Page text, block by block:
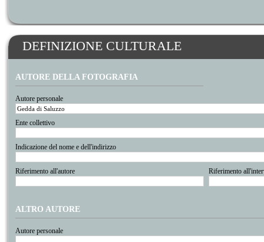
DEFINIZIONE CULTURALE
AUTORE DELLA FOTOGRAFIA
Autore personale
Ente collettivo
Indicazione del nome e dell'indirizzo
Riferimento all'autore Riferimento
ALTRO AUTORE
Autore personale